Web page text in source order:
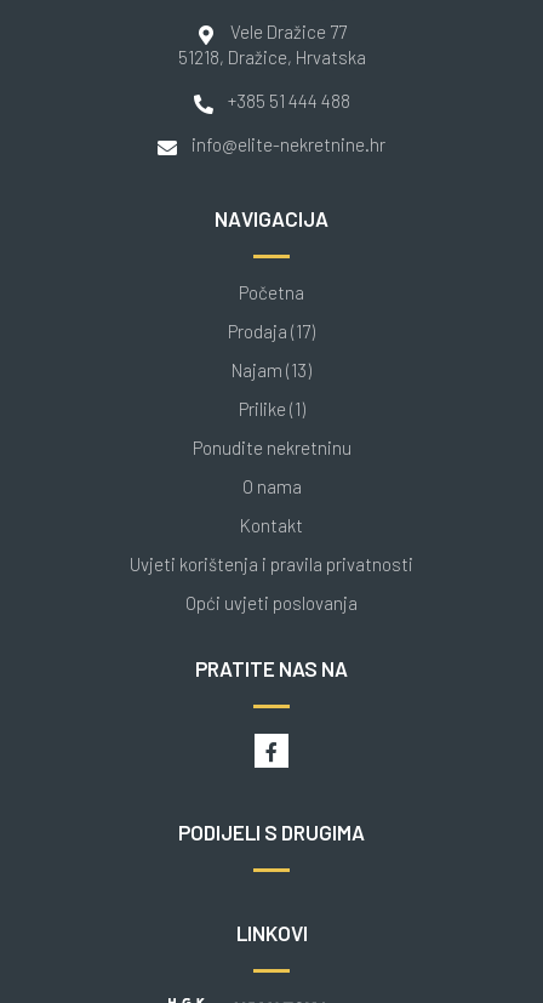
Vele Dražice 77
51218, Dražice, Hrvatska
+385 51 444 488
info@elite-nekretnine.hr
NAVIGACIJA
Početna
Prodaja (17)
Najam (13)
Prilike (1)
Ponudite nekretninu
O nama
Kontakt
Uvjeti korištenja i pravila privatnosti
Opći uvjeti poslovanja
PRATITE NAS NA
PODIJELI S DRUGIMA
LINKOVI